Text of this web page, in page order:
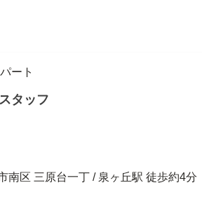
ート
タッフ
南区 三原台一丁 / 泉ヶ丘駅 徒歩約4分